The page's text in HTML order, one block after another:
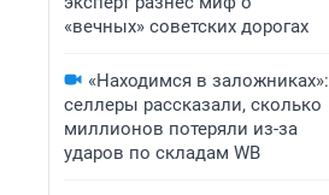
«вечных» советских дорогах
«Находимся в заложниках»:
селлеры рассказали, сколько
миллионов потеряли из-за
ударов по складам WB